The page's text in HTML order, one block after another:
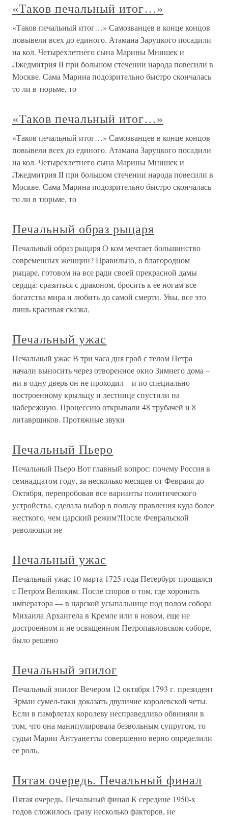
«Таков печальный итог…»
«Таков печальный итог…» Самозванцев в конце концов
повывели всех до единого. Атамана Заруцкого посадили
на кол. Четырехлетнего сына Марины Мнишек и
Лжедмитрия II при большом стечении народа повесили в
Москве. Сама Марина подозрительно быстро скончалась
то ли в тюрьме, то
«Таков печальный итог…»
«Таков печальный итог…» Самозванцев в конце концов
повывели всех до единого. Атамана Заруцкого посадили
на кол. Четырехлетнего сына Марины Мнишек и
Лжедмитрия II при большом стечении народа повесили в
Москве. Сама Марина подозрительно быстро скончалась
то ли в тюрьме, то
Печальный образ рыцаря
Печальный образ рыцаря О ком мечтает большинство
современных женщин? Правильно, о благородном
рыцаре, готовом на все ради своей прекрасной дамы
сердца: сразиться с драконом, бросить к ее ногам все
богатства мира и любить до самой смерти. Увы, все это
лишь красивая сказка,
Печальный ужас
Печальный ужас В три часа дня гроб с телом Петра
начали выносить через отворенное окно Зимнего дома –
ни в одну дверь он не проходил – и по специально
построенному крыльцу и лестнице спустили на
набережную. Процессию открывали 48 трубачей и 8
литаврщиков. Протяжные звуки
Печальный Пьеро
Печальный Пьеро Вот главный вопрос: почему Россия в
семнадцатом году, за несколько месяцев от Февраля до
Октября, перепробовав все варианты политического
устройства, сделала выбор в пользу правления куда более
жесткого, чем царский режим?После Февральской
революции не
Печальный ужас
Печальный ужас 10 марта 1725 года Петербург прощался
с Петром Великим. После споров о том, где хоронить
императора — в царской усыпальнице под полом собора
Михаила Архангела в Кремле или в новом, еще не
достроенном и не освященном Петропавловском соборе,
было решено
Печальный эпилог
Печальный эпилог Вечером 12 октября 1793 г. президент
Эрман сумел-таки доказать двуличие королевской четы.
Если в памфлетах королеву несправедливо обвиняли в
том, что она манипулировала безвольным супругом, то
судьи Марии Антуанетты совершенно верно определили
ее роль,
Пятая очередь. Печальный финал
Пятая очередь. Печальный финал К середине 1950-х
годов сложилось сразу несколько факторов, не